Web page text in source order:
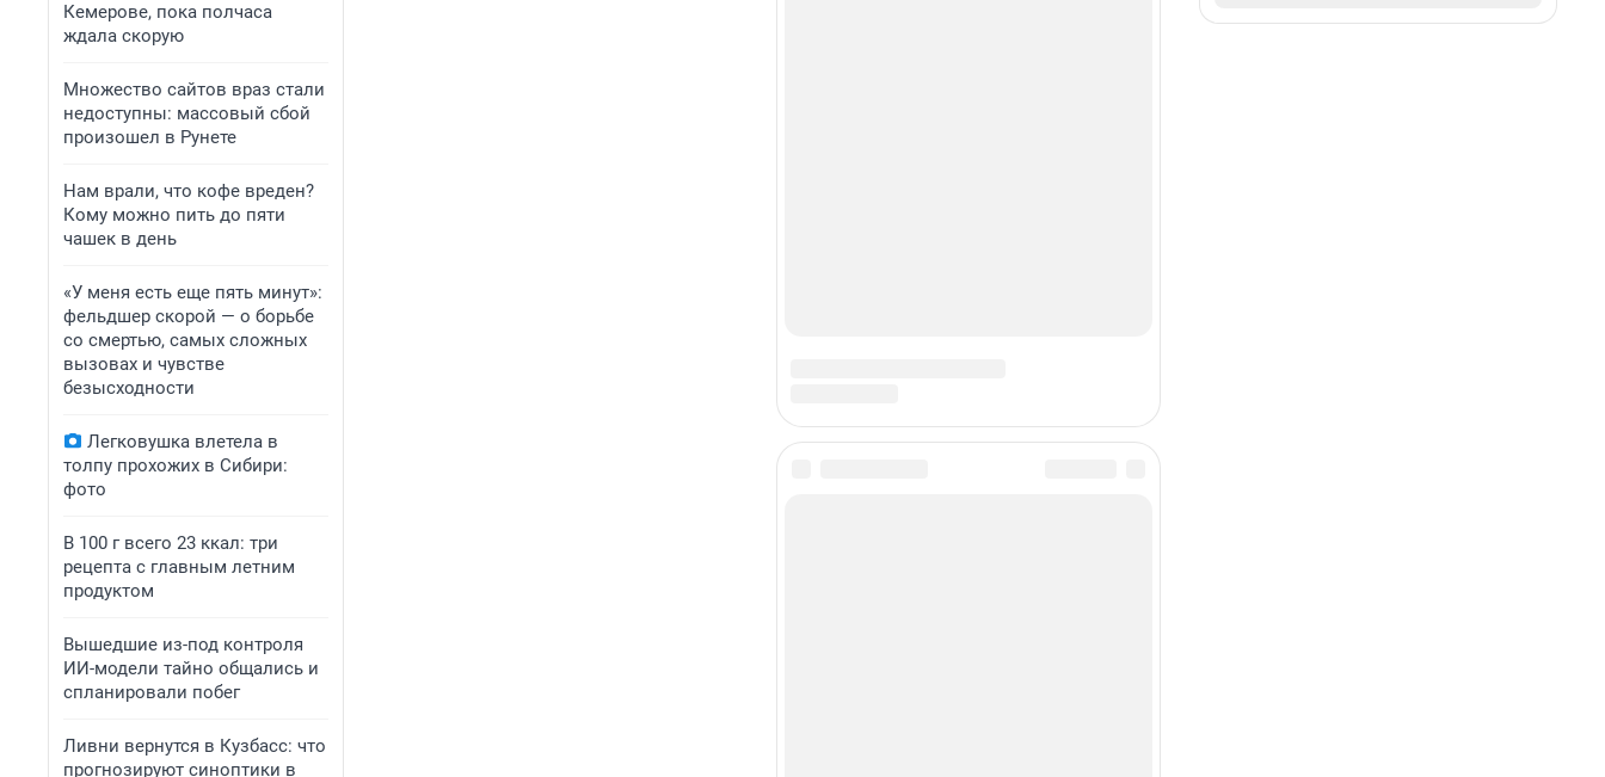
Кемерове, пока полчаса
ждала скорую
Множество сайтов враз стали
недоступны: массовый сбой
произошел в Рунете
Нам врали, что кофе вреден?
Кому можно пить до пяти
чашек в день
«У меня есть еще пять минут»:
фельдшер скорой — о борьбе
со смертью, самых сложных
вызовах и чувстве
безысходности
Легковушка влетела в
толпу прохожих в Сибири:
фото
В 100 г всего 23 ккал: три
рецепта с главным летним
продуктом
Вышедшие из-под контроля
ИИ-модели тайно общались и
спланировали побег
Ливни вернутся в Кузбасс: что
прогнозируют синоптики в